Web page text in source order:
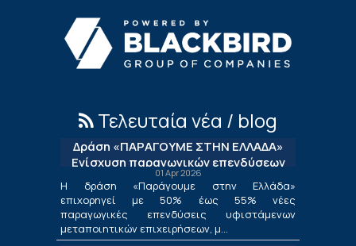
Τελευταία νέα / blog
Δράση «ΠΑΡΑΓΟΥΜΕ ΣΤΗΝ ΕΛΛΑΔΑ»
Ενίσχυση παραγωγικών επενδύσεων
μεταποίησης
01 Apr 2026
Η δράση «Παράγουμε στην Ελλάδα»
επιχορηγεί με 50% έως 55% νέες
παραγωγικές επενδύσεις υφιστάμενων
μεταποιητικών επιχειρήσεων, μ...